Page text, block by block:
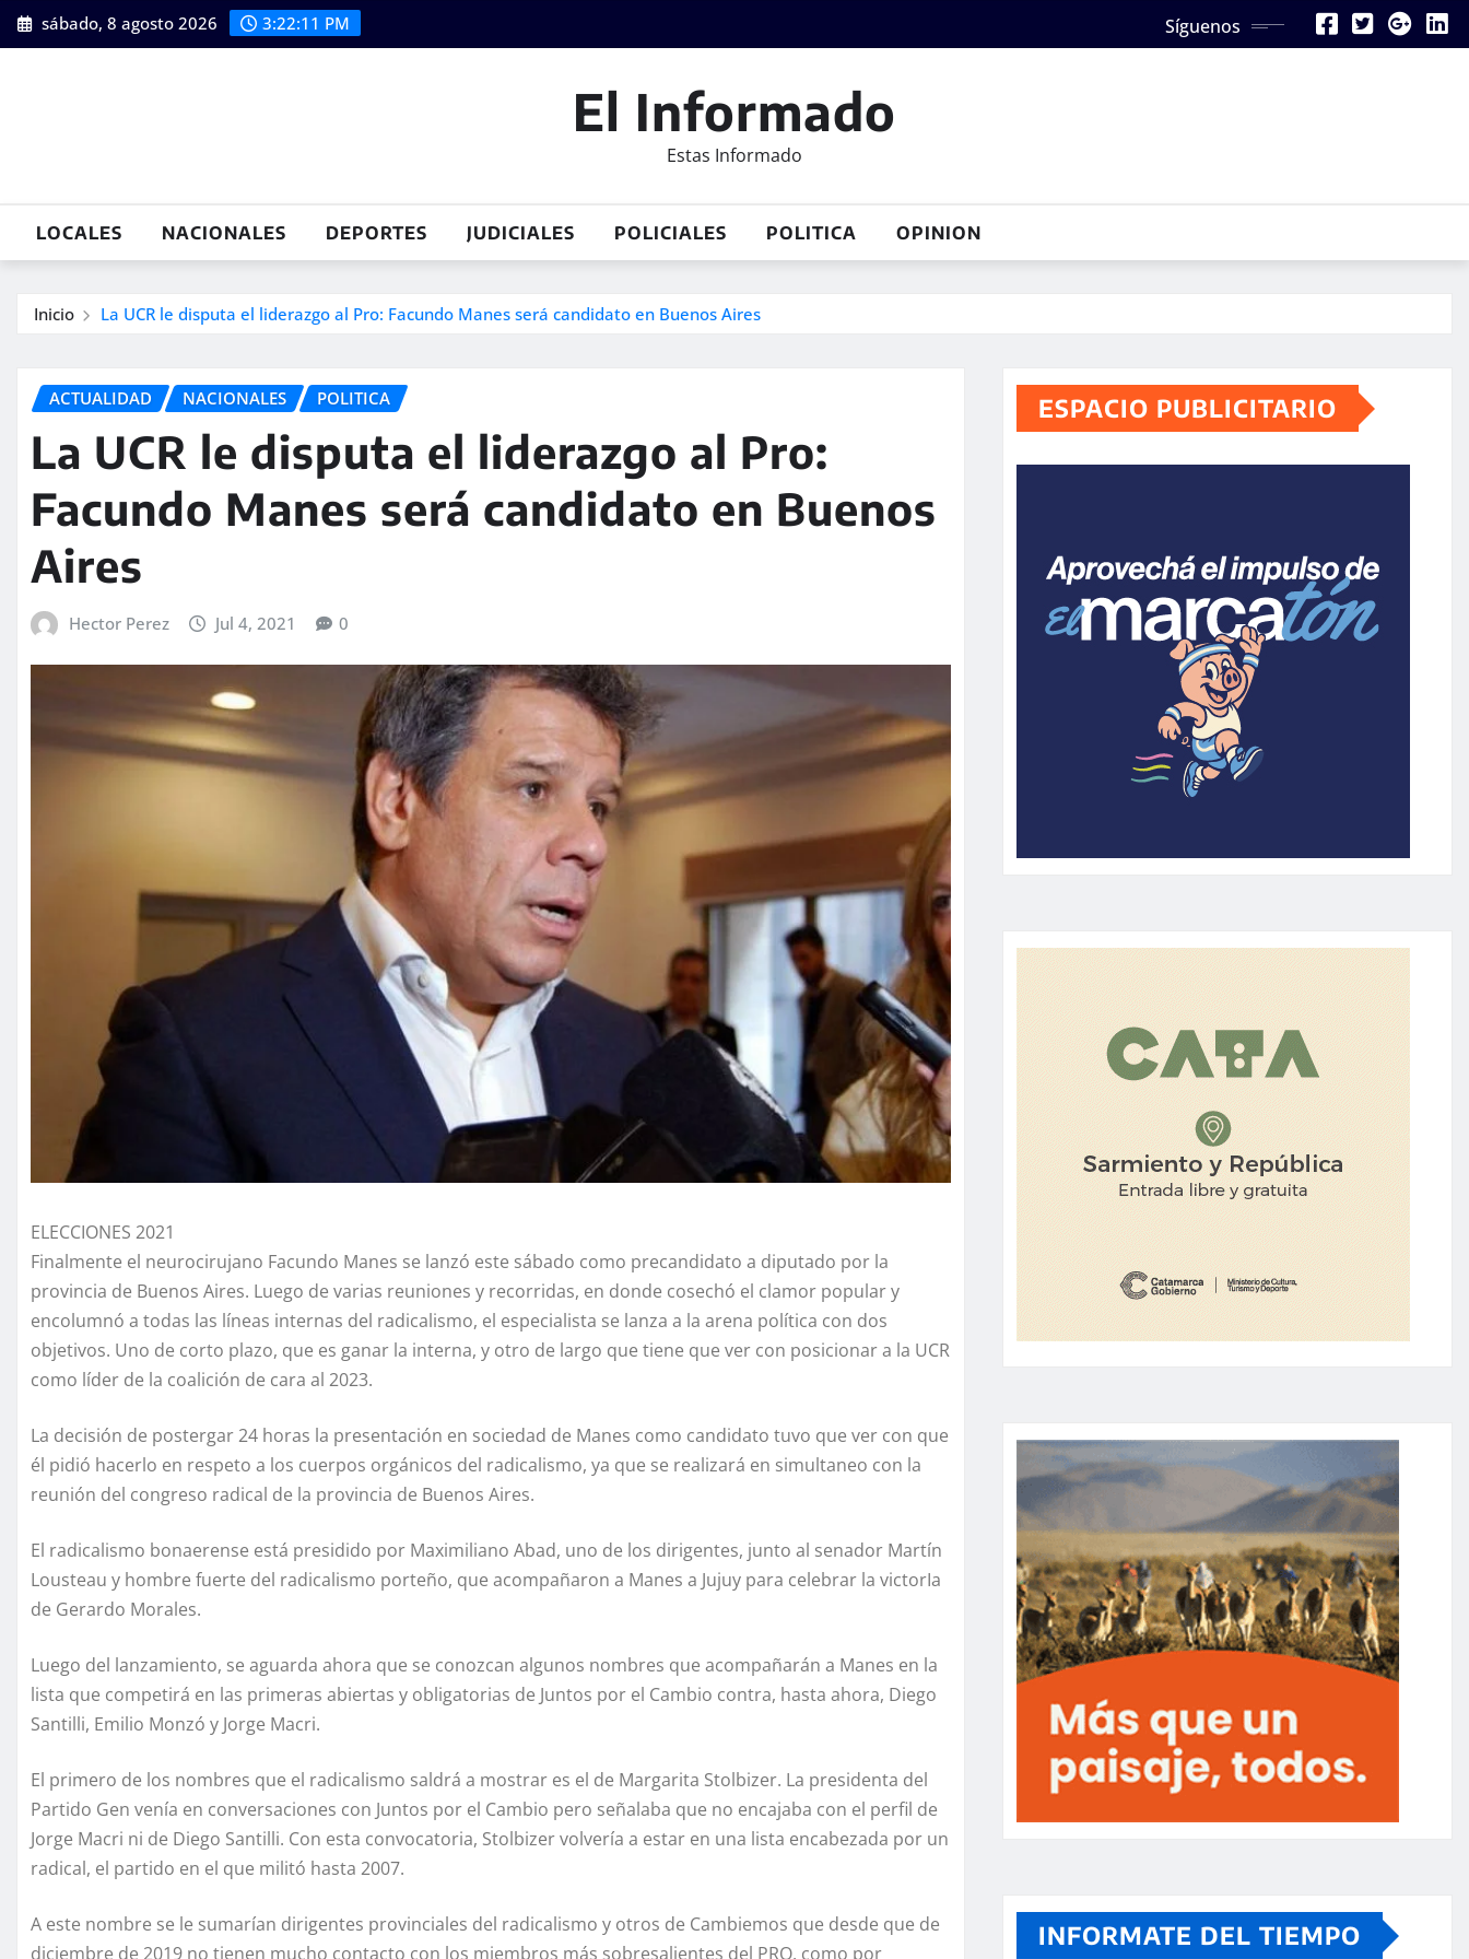
Saltar
al
sábado, 8 agosto 2026 3:22:12 PM Síguenos
El Informado
Estas Informado
LOCALES NACIONALES DEPORTES JUDICIALES POLICIALES POLITICA OPINION
Inicio La UCR le disputa el liderazgo al Pro: Facundo Manes será candidato en Buenos Aires
ACTUALIDAD NACIONALES POLITICA
La UCR le disputa el liderazgo al Pro:
Facundo Manes será candidato en Buenos
Aires
Hector Perez Jul 4, 2021 0
ELECCIONES 2021
Finalmente el neurocirujano Facundo Manes se lanzó este sábado como precandidato a diputado por la
provincia de Buenos Aires. Luego de varias reuniones y recorridas, en donde cosechó el clamor popular y
encolumnó a todas las líneas internas del radicalismo, el especialista se lanza a la arena política con dos
objetivos. Uno de corto plazo, que es ganar la interna, y otro de largo que tiene que ver con posicionar a la UCR
como líder de la coalición de cara al 2023.
La decisión de postergar 24 horas la presentación en sociedad de Manes como candidato tuvo que ver con que
él pidió hacerlo en respeto a los cuerpos orgánicos del radicalismo, ya que se realizará en simultaneo con la
reunión del congreso radical de la provincia de Buenos Aires.
El radicalismo bonaerense está presidido por Maximiliano Abad, uno de los dirigentes, junto al senador Martín
Lousteau y hombre fuerte del radicalismo porteño, que acompañaron a Manes a Jujuy para celebrar la victorIa
de Gerardo Morales.
Luego del lanzamiento, se aguarda ahora que se conozcan algunos nombres que acompañarán a Manes en la
lista que competirá en las primeras abiertas y obligatorias de Juntos por el Cambio contra, hasta ahora, Diego
Santilli, Emilio Monzó y Jorge Macri.
El primero de los nombres que el radicalismo saldrá a mostrar es el de Margarita Stolbizer. La presidenta del
Partido Gen venía en conversaciones con Juntos por el Cambio pero señalaba que no encajaba con el perfil de
Jorge Macri ni de Diego Santilli. Con esta convocatoria, Stolbizer volvería a estar en una lista encabezada por un
radical, el partido en el que militó hasta 2007.
A este nombre se le sumarían dirigentes provinciales del radicalismo y otros de Cambiemos que desde que de
diciembre de 2019 no tienen mucho contacto con los miembros más sobresalientes del PRO, como por
ESPACIO PUBLICITARIO
INFORMATE DEL TIEMPO